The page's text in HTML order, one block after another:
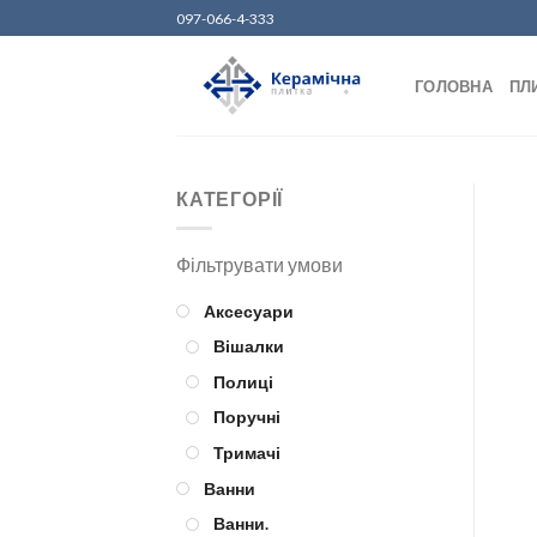
to
097-066-4-333
ГОЛОВНА
КАТЕГОРІЇ
Аксесуари
Вішалки
Полиці
Поручні
Тримачі
Ванни
Ванни.